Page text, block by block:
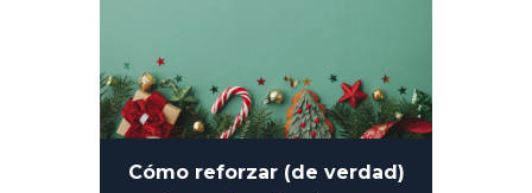
Cómo reforzar (de verdad)